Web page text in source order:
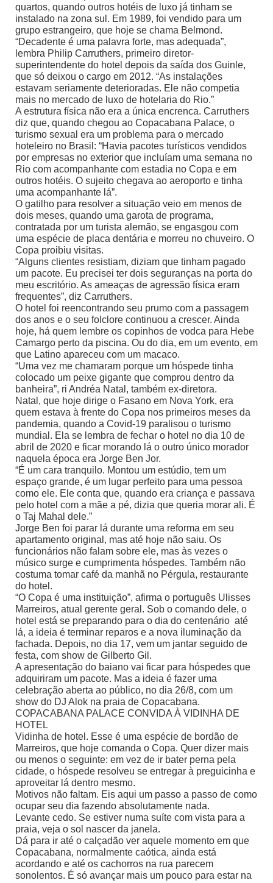
quartos, quando outros hotéis de luxo já tinham se
instalado na zona sul. Em 1989, foi vendido para um
grupo estrangeiro, que hoje se chama Belmond.
“Decadente é uma palavra forte, mas adequada”,
lembra Philip Carruthers, primeiro diretor-
superintendente do hotel depois da saída dos Guinle,
que só deixou o cargo em 2012. “As instalações
estavam seriamente deterioradas. Ele não competia
mais no mercado de luxo de hotelaria do Rio.”
A estrutura física não era a única encrenca. Carruthers
diz que, quando chegou ao Copacabana Palace, o
turismo sexual era um problema para o mercado
hoteleiro no Brasil: “Havia pacotes turísticos vendidos
por empresas no exterior que incluíam uma semana no
Rio com acompanhante com estadia no Copa e em
outros hotéis. O sujeito chegava ao aeroporto e tinha
uma acompanhante lá”.
O gatilho para resolver a situação veio em menos de
dois meses, quando uma garota de programa,
contratada por um turista alemão, se engasgou com
uma espécie de placa dentária e morreu no chuveiro. O
Copa proibiu visitas.
“Alguns clientes resistiam, diziam que tinham pagado
um pacote. Eu precisei ter dois seguranças na porta do
meu escritório. As ameaças de agressão física eram
frequentes”, diz Carruthers.
O hotel foi reencontrando seu prumo com a passagem
dos anos e o seu folclore continuou a crescer. Ainda
hoje, há quem lembre os copinhos de vodca para Hebe
Camargo perto da piscina. Ou do dia, em um evento, em
que Latino apareceu com um macaco.
“Uma vez me chamaram porque um hóspede tinha
colocado um peixe gigante que comprou dentro da
banheira”, ri Andréa Natal, também ex-diretora.
Natal, que hoje dirige o Fasano em Nova York, era
quem estava à frente do Copa nos primeiros meses da
pandemia, quando a Covid-19 paralisou o turismo
mundial. Ela se lembra de fechar o hotel no dia 10 de
abril de 2020 e ficar morando lá o outro único morador
naquela época era Jorge Ben Jor.
“É um cara tranquilo. Montou um estúdio, tem um
espaço grande, é um lugar perfeito para uma pessoa
como ele. Ele conta que, quando era criança e passava
pelo hotel com a mãe a pé, dizia que queria morar ali. É
o Taj Mahal dele.”
Jorge Ben foi parar lá durante uma reforma em seu
apartamento original, mas até hoje não saiu. Os
funcionários não falam sobre ele, mas às vezes o
músico surge e cumprimenta hóspedes. Também não
costuma tomar café da manhã no Pérgula, restaurante
do hotel.
“O Copa é uma instituição”, afirma o português Ulisses
Marreiros, atual gerente geral. Sob o comando dele, o
hotel está se preparando para o dia do centenário  até
lá, a ideia é terminar reparos e a nova iluminação da
fachada. Depois, no dia 17, vem um jantar seguido de
festa, com show de Gilberto Gil.
A apresentação do baiano vai ficar para hóspedes que
adquiriram um pacote. Mas a ideia é fazer uma
celebração aberta ao público, no dia 26/8, com um
show do DJ Alok na praia de Copacabana.
COPACABANA PALACE CONVIDA À VIDINHA DE
HOTEL
Vidinha de hotel. Esse é uma espécie de bordão de
Marreiros, que hoje comanda o Copa. Quer dizer mais
ou menos o seguinte: em vez de ir bater perna pela
cidade, o hóspede resolveu se entregar à preguicinha e
aproveitar lá dentro mesmo.
Motivos não faltam. Eis aqui um passo a passo de como
ocupar seu dia fazendo absolutamente nada.
Levante cedo. Se estiver numa suíte com vista para a
praia, veja o sol nascer da janela.
Dá para ir até o calçadão ver aquele momento em que
Copacabana, normalmente caótica, ainda está
acordando e até os cachorros na rua parecem
sonolentos. É só avançar mais um pouco para estar na